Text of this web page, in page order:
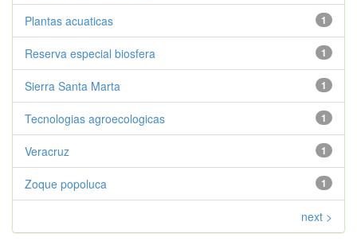
1
Plantas acuaticas
1
Reserva especial biosfera
1
Sierra Santa Marta
1
Tecnologias agroecologicas
1
Veracruz
1
Zoque popoluca
next >